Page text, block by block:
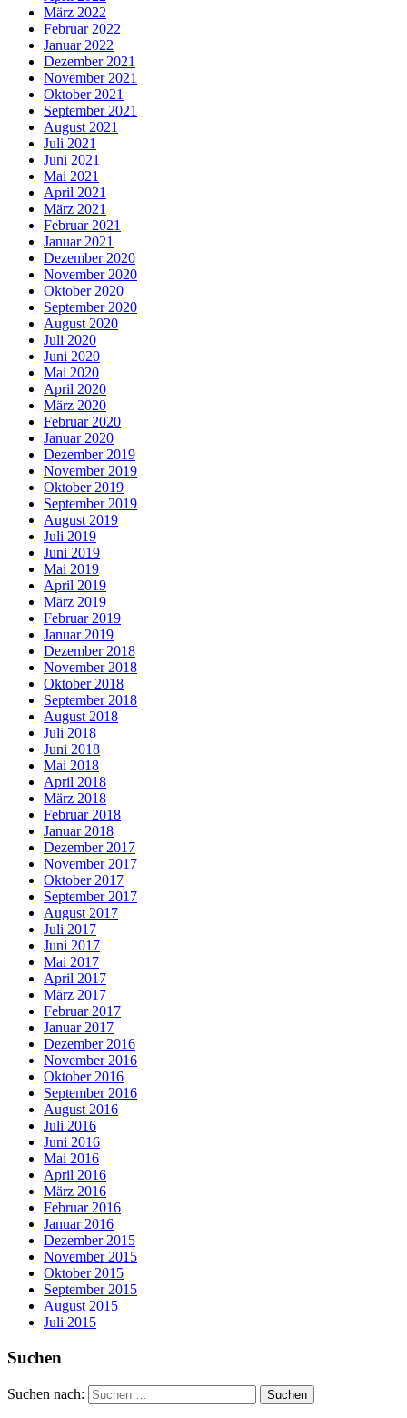
März 2022
Februar 2022
Januar 2022
Dezember 2021
November 2021
Oktober 2021
September 2021
August 2021
Juli 2021
Juni 2021
Mai 2021
April 2021
März 2021
Februar 2021
Januar 2021
Dezember 2020
November 2020
Oktober 2020
September 2020
August 2020
Juli 2020
Juni 2020
Mai 2020
April 2020
März 2020
Februar 2020
Januar 2020
Dezember 2019
November 2019
Oktober 2019
September 2019
August 2019
Juli 2019
Juni 2019
Mai 2019
April 2019
März 2019
Februar 2019
Januar 2019
Dezember 2018
November 2018
Oktober 2018
September 2018
August 2018
Juli 2018
Juni 2018
Mai 2018
April 2018
März 2018
Februar 2018
Januar 2018
Dezember 2017
November 2017
Oktober 2017
September 2017
August 2017
Juli 2017
Juni 2017
Mai 2017
April 2017
März 2017
Februar 2017
Januar 2017
Dezember 2016
November 2016
Oktober 2016
September 2016
August 2016
Juli 2016
Juni 2016
Mai 2016
April 2016
März 2016
Februar 2016
Januar 2016
Dezember 2015
November 2015
Oktober 2015
September 2015
August 2015
Juli 2015
Suchen
Suchen nach: